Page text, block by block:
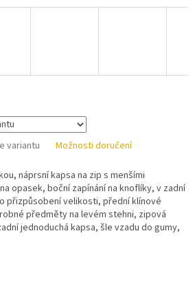
variantu Možnosti doručení
náprsní kapsa na zip s menšími
opasek, boční zapínání na knoflíky, v zadní
přizpůsobení velikosti, přední klínové
předměty na levém stehni, zipová
jednoduchá kapsa, šle vzadu do gumy,